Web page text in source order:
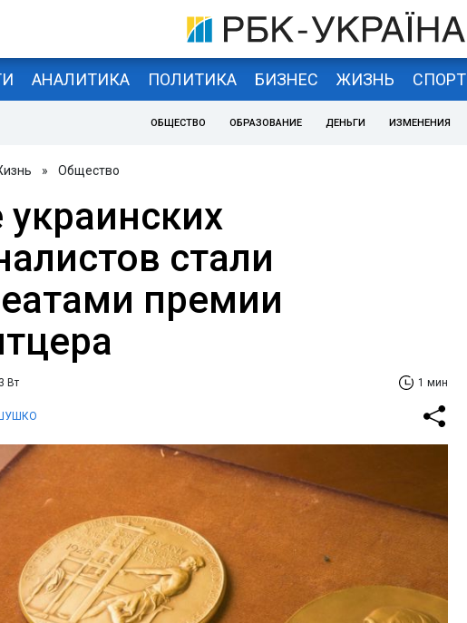
АНАЛИТИКА ПОЛИТИКА БИЗНЕС ЖИЗНЬ СПОРТ
ОБЩЕСТВО ОБРАЗОВАНИЕ ДЕНЬГИ ИЗМЕНЕНИЯ
» Общество
украинских
стали
премии
Вт 1 мин